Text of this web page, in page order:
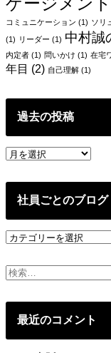
ン
コミュニケーション (1) ソリ
(1) リーダー (1) 中村誠
内定者 (1) 問いかけ (1) 在宅
年目 (2) 自己理解 (1)
過去の投稿
過
の
社員ごとのブログ
社
ご
と
グ
最近のコメント